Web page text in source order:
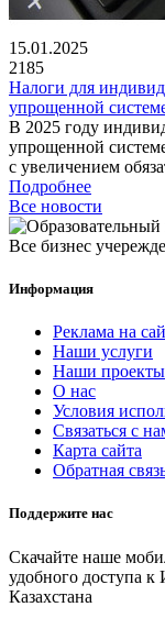
15.01.2025
2185
Налоги для
упрощенной
В 2025 году
упрощенной
с увеличением
Подробнее
Все новости
Все бизнес
Информация
Реклама на
Наши услуги
Наши проекты
О нас
Условия
Связаться с
Карта сайта
Обратная
Поддержите нас
Скачайте наше
удобного доступа
Казахстана